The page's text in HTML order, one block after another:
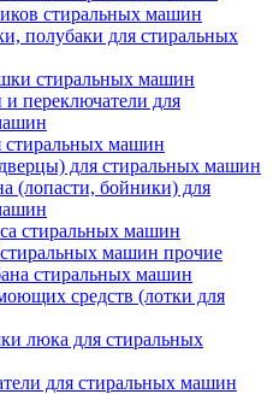
стиральных машин
полубаки для стиральных
стиральных машин
переключатели для
стиральных машин
для стиральных машин
(лопасти, бойники) для
стиральных машин
стиральных машин прочие
стиральных машин
средств (лотки для
люка для стиральных
для стиральных машин